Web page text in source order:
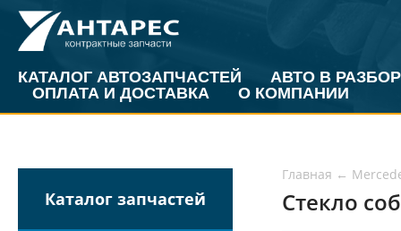
КАТАЛОГ АВТОЗАПЧАСТЕЙ
АВТО В РАЗБОР
ОПЛАТА И ДОСТАВКА
О КОМПАНИИ
Каталог запчастей
Главная ←
Стекло